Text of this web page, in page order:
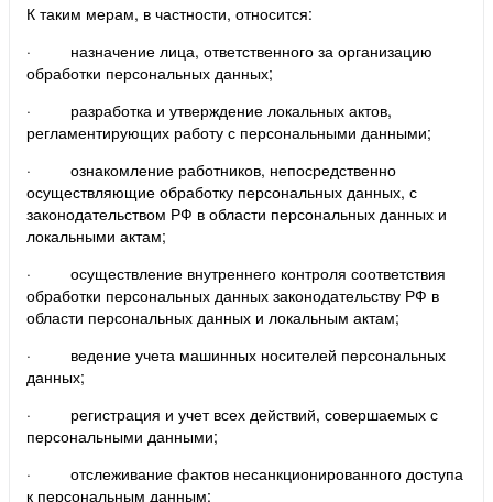
К таким мерам, в частности, относится:
· назначение лица, ответственного за организацию
обработки персональных данных;
· разработка и утверждение локальных актов,
регламентирующих работу с персональными данными;
· ознакомление работников, непосредственно
осуществляющие обработку персональных данных, с
законодательством РФ в области персональных данных и
локальными актам;
· осуществление внутреннего контроля соответствия
обработки персональных данных законодательству РФ в
области персональных данных и локальным актам;
· ведение учета машинных носителей персональных
данных;
· регистрация и учет всех действий, совершаемых с
персональными данными;
· отслеживание фактов несанкционированного доступа
к персональным данным;